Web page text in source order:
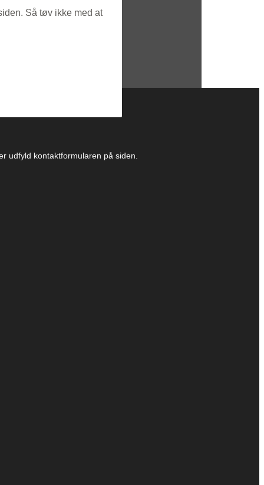
Så tøv ikke med at
udfyld kontaktformularen på siden.